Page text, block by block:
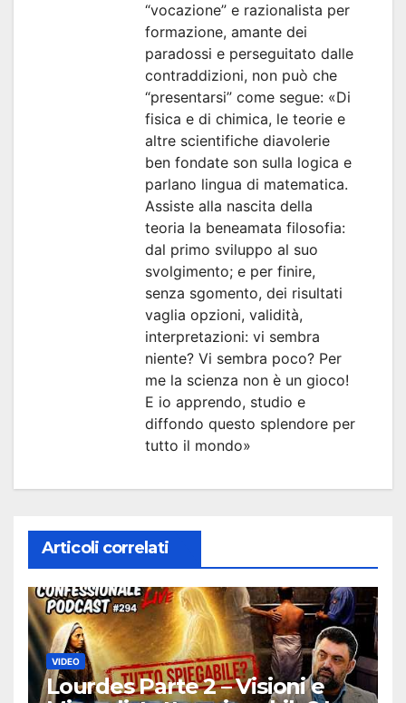
“vocazione” e razionalista per
formazione, amante dei
paradossi e perseguitato dalle
contraddizioni, non può che
“presentarsi” come segue: «Di
fisica e di chimica, le teorie e
altre scientifiche diavolerie
ben fondate son sulla logica e
parlano lingua di matematica.
Assiste alla nascita della
teoria la beneamata filosofia:
dal primo sviluppo al suo
svolgimento; e per finire,
senza sgomento, dei risultati
vaglia opzioni, validità,
interpretazioni: vi sembra
niente? Vi sembra poco? Per
me la scienza non è un gioco!
E io apprendo, studio e
diffondo questo splendore per
tutto il mondo»
Articoli correlati
VIDEO
Lourdes Parte 2 – Visioni e